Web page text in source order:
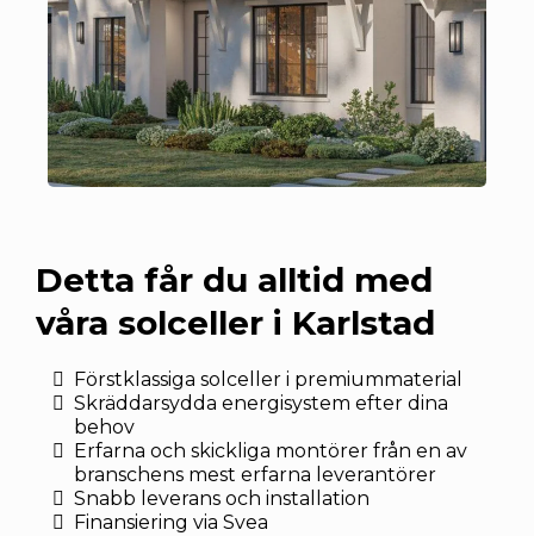
Detta får du alltid med
våra solceller i Karlstad
Förstklassiga solceller i premiummaterial
Skräddarsydda energisystem efter dina
behov
Erfarna och skickliga montörer från en av
branschens mest erfarna leverantörer
Snabb leverans och installation
Finansiering via Svea